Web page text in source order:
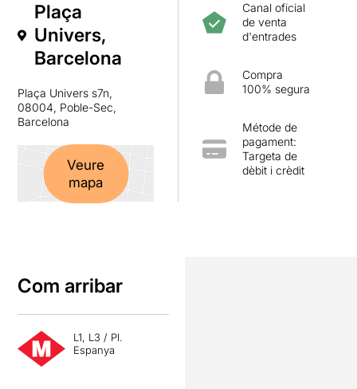
Plaça
Univers,
Barcelona
Plaça Univers s7n,
08004, Poble-Sec,
Barcelona
Veure
mapa
Canal oficial
de venta
d'entrades
Compra
100% segura
Métode de
pagament:
Targeta de
dèbit i crèdit
Com arribar
L1, L3 / Pl.
Espanya